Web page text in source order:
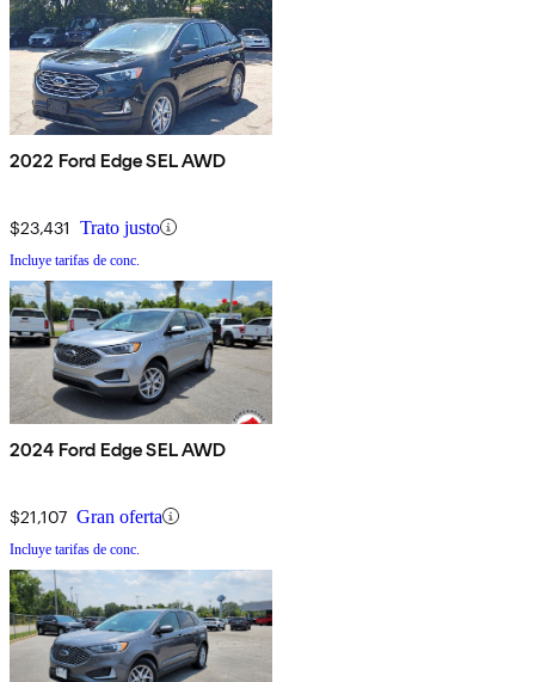
2022 Ford Edge SEL AWD
$23,431 Trato justo
Incluye tarifas de conc.
2024 Ford Edge SEL AWD
$21,107 Gran oferta
Incluye tarifas de conc.